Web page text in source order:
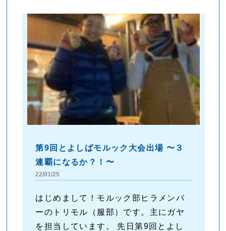
第9回とよしばモルック大会出場 〜３
連覇になるか？！〜
22/01/25
はじめまして！モルック部ヒラメンバ
ーのトリモル（服部）です。主にガヤ
を担当しています。 先日第9回とよし